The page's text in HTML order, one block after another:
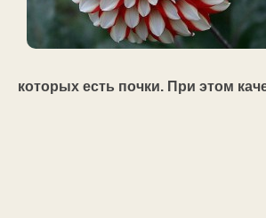
которых есть почки. При этом